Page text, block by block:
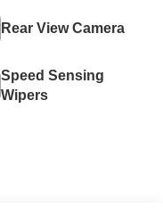
Rear View Camera
Speed Sensing
Wipers